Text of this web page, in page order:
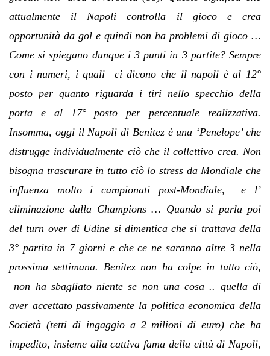
attualmente il Napoli controlla il gioco e crea
opportunità da gol e quindi non ha problemi di gioco …
Come si spiegano dunque i 3 punti in 3 partite? Sempre
con i numeri, i quali ci dicono che il napoli è al 12°
posto per quanto riguarda i tiri nello specchio della
porta e al 17° posto per percentuale realizzativa.
Insomma, oggi il Napoli di Benitez è una ‘Penelope’ che
distrugge individualmente ciò che il collettivo crea. Non
bisogna trascurare in tutto ciò lo stress da Mondiale che
influenza molto i campionati post-Mondiale, e l’
eliminazione dalla Champions … Quando si parla poi
del turn over di Udine si dimentica che si trattava della
3° partita in 7 giorni e che ce ne saranno altre 3 nella
prossima settimana. Benitez non ha colpe in tutto ciò,
non ha sbagliato niente se non una cosa .. quella di
aver accettato passivamente la politica economica della
Società (tetti di ingaggio a 2 milioni di euro) che ha
impedito, insieme alla cattiva fama della città di Napoli,